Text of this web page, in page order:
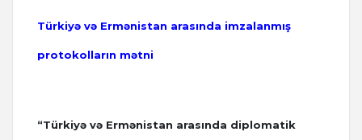
Türkiyə və Ermənistan arasında imzalanmış
protokolların mətni
“Türkiyə və Ermənistan arasında diplomatik